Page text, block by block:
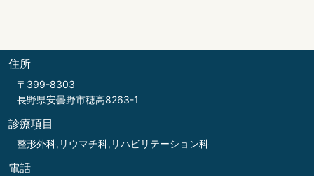
住所
〒399-8303
長野県安曇野市穂高8263-1
診療項目
整形外科,リウマチ科,リハビリテーション科
電話